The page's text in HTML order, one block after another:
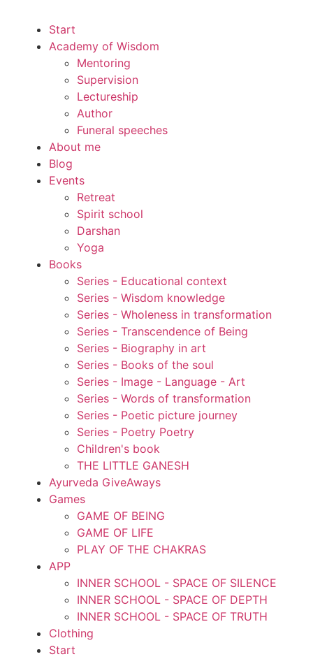
Start
Academy of Wisdom
Mentoring
Supervision
Lectureship
Author
Funeral speeches
About me
Blog
Events
Retreat
Spirit school
Darshan
Yoga
Books
Series - Educational context
Series - Wisdom knowledge
Series - Wholeness in transformation
Series - Transcendence of Being
Series - Biography in art
Series - Books of the soul
Series - Image - Language - Art
Series - Words of transformation
Series - Poetic picture journey
Series - Poetry Poetry
Children's book
THE LITTLE GANESH
Ayurveda GiveAways
Games
GAME OF BEING
GAME OF LIFE
PLAY OF THE CHAKRAS
APP
INNER SCHOOL - SPACE OF SILENCE
INNER SCHOOL - SPACE OF DEPTH
INNER SCHOOL - SPACE OF TRUTH
Clothing
Start